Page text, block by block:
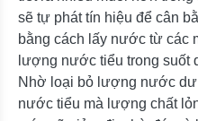
sẽ tự phát tín hiệu để cân
bằng cách lấy nước từ các
lượng nước tiểu trong suốt
Nhờ loại bỏ lượng nước
nước tiểu mà lượng chất